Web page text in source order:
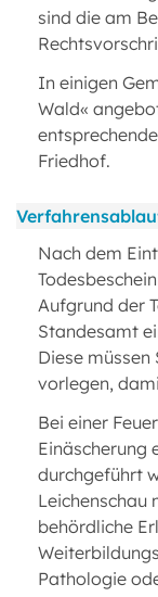
sind die am
In einigen
Wald«
Friedhof.
Nach dem
Aufgrund der
Standesamt
Diese müssen
vorlegen,
Bei einer
Einäscherung
durchgeführt
Leichenschau
behördliche
Pathologie